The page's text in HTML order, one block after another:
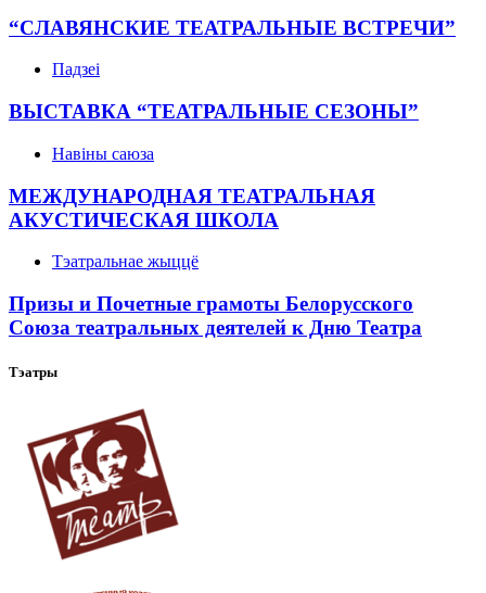
“СЛАВЯНСКИЕ ТЕАТРАЛЬНЫЕ ВСТРЕЧИ”
Падзеі
ВЫСТАВКА “ТЕАТРАЛЬНЫЕ СЕЗОНЫ”
Навіны саюза
МЕЖДУНАРОДНАЯ ТЕАТРАЛЬНАЯ
АКУСТИЧЕСКАЯ ШКОЛА
Тэатральнае жыццё
Призы и Почетные грамоты Белорусского
Союза театральных деятелей к Дню Театра
Тэатры